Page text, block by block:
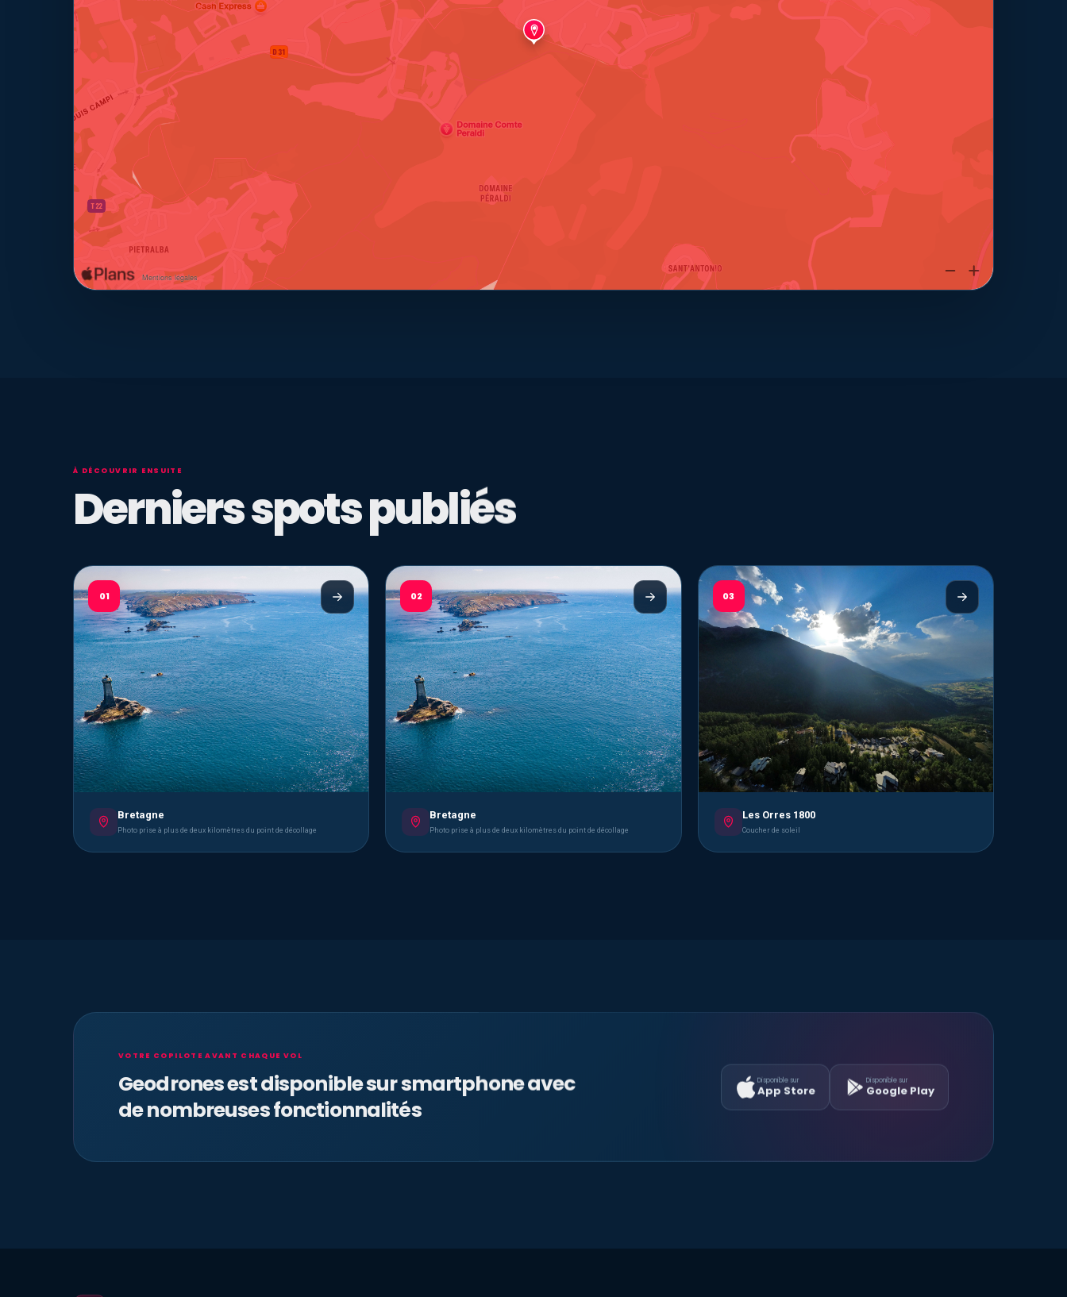
À DÉCOUVRIR ENSUITE
Derniers spots publiés
01
Bretagne
Photo prise à plus de deux kilomètres du point de décollage
02
Bretagne
Photo prise à plus de deux kilomètres du point de décollage
03
Les Orres 1800
Coucher de soleil
VOTRE COPILOTE AVANT CHAQUE VOL
Geodrones est disponible sur smartphone avec
de nombreuses fonctionnalités
Disponible sur
App Store
Disponible sur
Google Play